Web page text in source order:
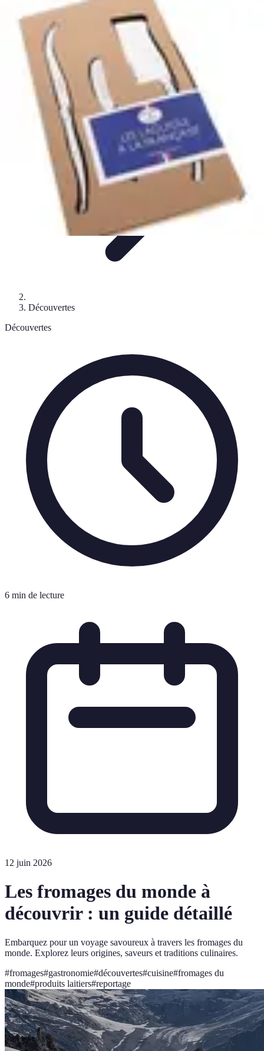
Fromages du Monde
Découvertes
Découverte
Découvertes
fromagèresDégustation découverte
Fromages du Monde
Découvertes
Découvertes
6 min de lecture
12 juin 2026
Les fromages du monde à
découvrir : un guide détaillé
Embarquez pour un voyage savoureux à travers les fromages du
monde. Explorez leurs origines, saveurs et traditions culinaires.
#fromages#gastronomie#découvertes#cuisine#fromages du
monde#produits laitiers#reportage